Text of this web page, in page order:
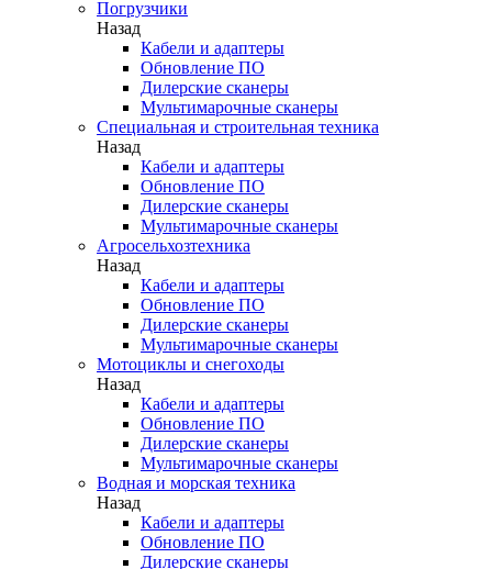
Погрузчики
Назад
Кабели и адаптеры
Обновление ПО
Дилерские сканеры
Мультимарочные сканеры
Специальная и строительная техника
Назад
Кабели и адаптеры
Обновление ПО
Дилерские сканеры
Мультимарочные сканеры
Агросельхозтехника
Назад
Кабели и адаптеры
Обновление ПО
Дилерские сканеры
Мультимарочные сканеры
Мотоциклы и снегоходы
Назад
Кабели и адаптеры
Обновление ПО
Дилерские сканеры
Мультимарочные сканеры
Водная и морская техника
Назад
Кабели и адаптеры
Обновление ПО
Дилерские сканеры